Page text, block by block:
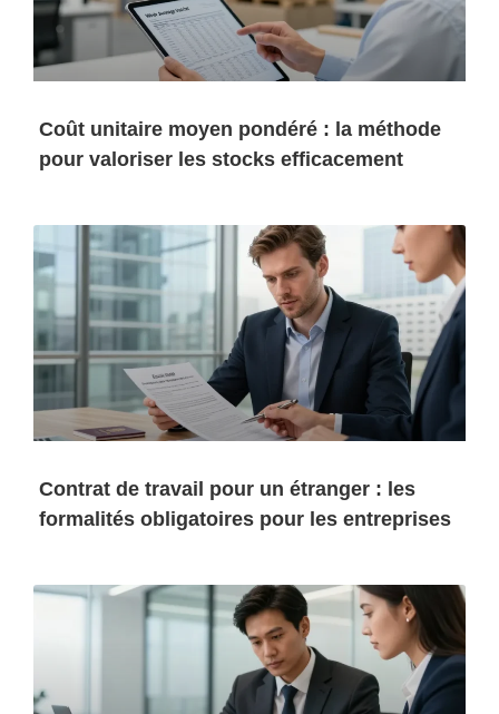
Coût unitaire moyen pondéré : la méthode
pour valoriser les stocks efficacement
Contrat de travail pour un étranger : les
formalités obligatoires pour les entreprises